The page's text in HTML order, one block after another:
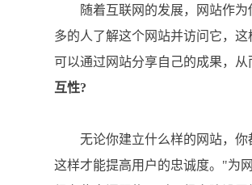
随着互联网的发展，网站作为
多的人了解这个网站并访问它，
可以通过网站分享自己的成果，
互性?
无论你建立什么样的网站，你
这样才能提高用户的忠诚度。"为